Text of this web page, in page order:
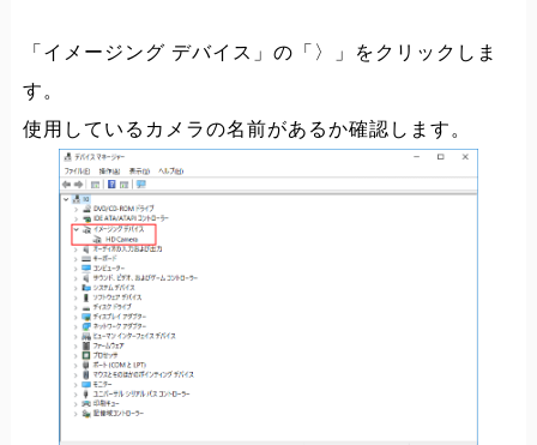
「イメージング デバイス」の「〉」をクリックしま
す。
使用しているカメラの名前があるか確認します。